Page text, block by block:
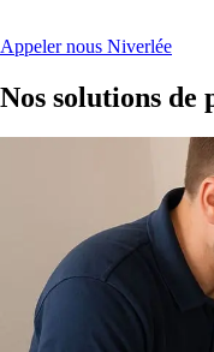
Appeler nous Niverlée
Nos solutions de